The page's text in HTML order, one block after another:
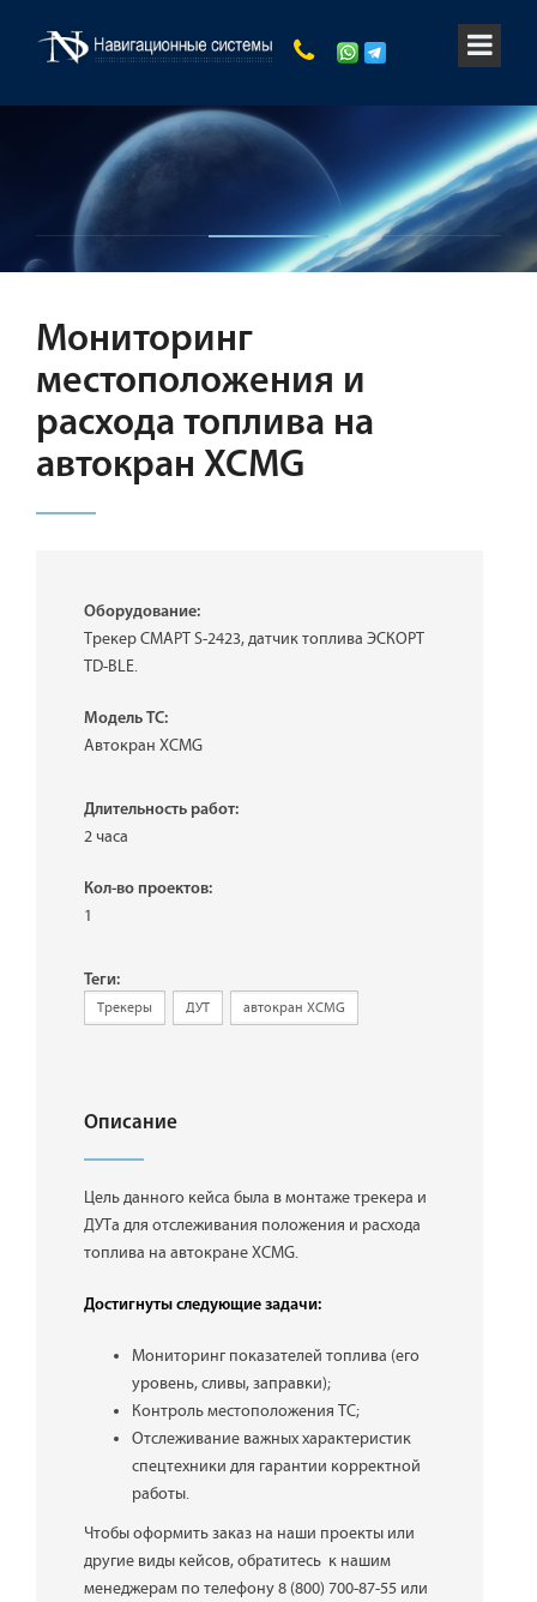
Мониторинг
местоположения и
расхода топлива на
автокран XCMG
Оборудование:
Трекер СМАРТ S-2423, датчик топлива ЭСКОРТ
TD-BLE.
Модель ТС:
Автокран XCMG
Длительность работ:
2 часа
Кол-во проектов:
1
Теги:
Трекеры ДУТ автокран XCMG
Описание
Цель данного кейса была в монтаже трекера и
ДУТа для отслеживания положения и расхода
топлива на автокране XCMG.
Достигнуты следующие задачи:
Мониторинг показателей топлива (его
уровень, сливы, заправки);
Контроль местоположения ТС;
Отслеживание важных характеристик
спецтехники для гарантии корректной
работы.
Чтобы оформить заказ на наши проекты или
другие виды кейсов, обратитесь к нашим
менеджерам по телефону 8 (800) 700-87-55 или